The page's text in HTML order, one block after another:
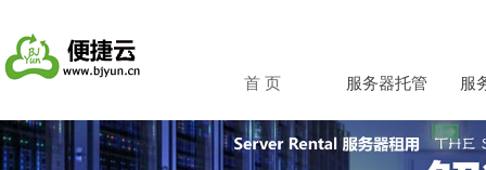
首 页 服务器托管 服